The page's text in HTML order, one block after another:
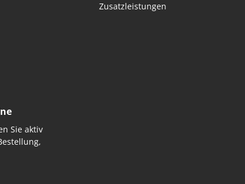
Zusatzleistungen
Sie aktiv